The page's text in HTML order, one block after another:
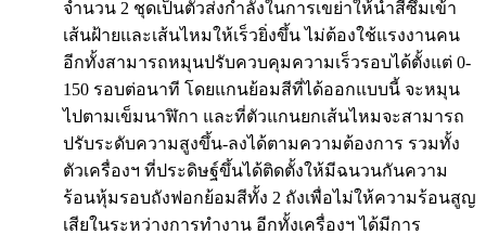
จำนวน 2 ชุดเป็นตัวส่งกำลังในการเขย่าให้น้ำสีซึมเข้า
เส้นฝ้ายและเส้นไหมให้เร็วยิ่งขึ้น ไม่ต้องใช้แรงงานคน
อีกทั้งสามารถหมุนปรับควบคุมความเร็วรอบได้ตั้งแต่ 0-
150 รอบต่อนาที โดยแกนย้อมสีที่ได้ออกแบบนี้ จะหมุน
ไปตามเข็มนาฬิกา และที่ตัวแกนยกเส้นไหมจะสามารถ
ปรับระดับความสูงขึ้น-ลงได้ตามความต้องการ รวมทั้ง
ตัวเครื่องฯ ที่ประดิษฐ์ขึ้นได้ติดตั้งให้มีฉนวนกันความ
ร้อนหุ้มรอบถังฟอกย้อมสีทั้ง 2 ถังเพื่อไม่ให้ความร้อนสูญ
เสียในระหว่างการทำงาน อีกทั้งเครื่องฯ ได้มีการ